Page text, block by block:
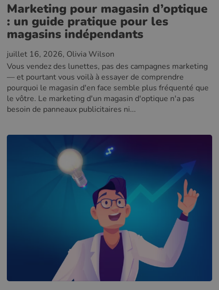
Marketing pour magasin d’optique
: un guide pratique pour les
magasins indépendants
juillet 16, 2026, Olivia Wilson
Vous vendez des lunettes, pas des campagnes marketing
— et pourtant vous voilà à essayer de comprendre
pourquoi le magasin d'en face semble plus fréquenté que
le vôtre. Le marketing d'un magasin d'optique n'a pas
besoin de panneaux publicitaires ni...